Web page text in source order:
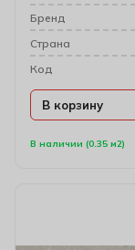
В наличии (0.35 м2)
Бренд
Cтрана
Код
В корзину